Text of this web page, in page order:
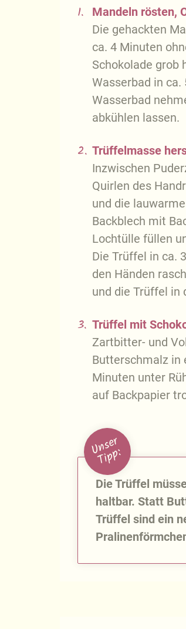
1.
Mandeln rösten,
Die gehackten
ca. 4 Minuten
Schokolade grob
Wasserbad in
Wasserbad
abkühlen lassen.
2. Trüffelmasse
Inzwischen
Quirlen des
und die
Backblech mit
Lochtülle füllen
Die Trüffel in ca.
den Händen
und die Trüffel in
3. Trüffel mit
Zartbitter- und
Butterschmalz in
Minuten unter
auf Backpapier
U
n
s
e
r
T
i
p
p
:
Die Trüffel
haltbar. Statt
Trüffel sind ein